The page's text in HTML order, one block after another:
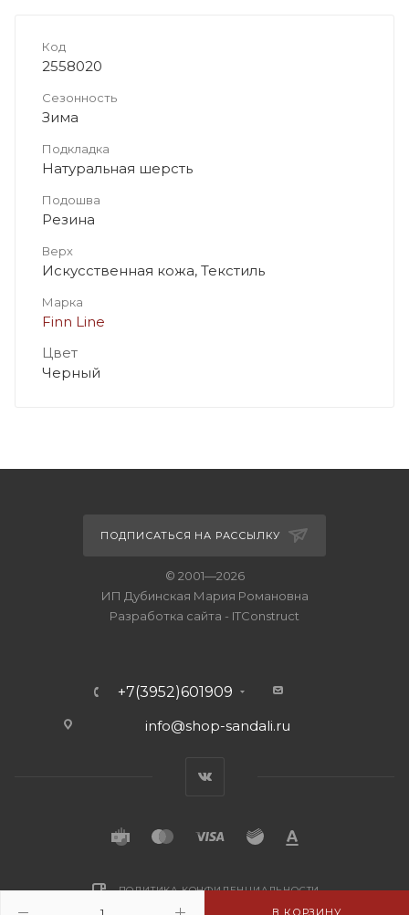
В КОРЗИНУ
Код
2558020
Сезонность
Зима
Подкладка
Натуральная шерсть
Подошва
Резина
Верх
Искусственная кожа, Текстиль
Марка
Finn Line
Цвет
Черный
ПОДПИСАТЬСЯ НА РАССЫЛКУ
© 2001—2026
ИП Дубинская Мария Романовна
Разработка сайта - ITConstruct
+7(3952)601909
info@shop-sandali.ru
ПОЛИТИКА КОНФИДЕНЦИАЛЬНОСТИ